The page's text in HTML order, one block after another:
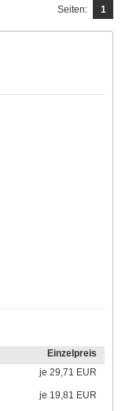
Seiten: 1
Einzelpreis
je 29,71 EUR
je 19,81 EUR